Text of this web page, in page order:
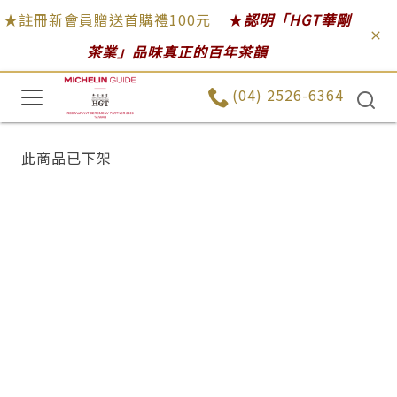
★註冊新會員贈送首購禮100元 ★認明「HGT華剛
茶業」品味真正的百年茶韻
(04) 2526-6364
此商品已下架